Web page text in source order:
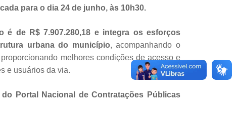
para o dia 24 de junho, às 10h30.
é de R$ 7.907.280,18 e integra os esforços
urbana do município, acompanhando o
melhores condições de acesso e
e usuários da via.
Portal Nacional de Contratações Públicas